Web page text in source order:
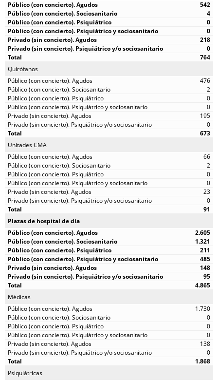
542
4
0
0
218
0
764
Quirófanos
476
2
0
0
195
0
673
Unitades CMA
66
2
0
0
23
0
91
Plazas de hospital de día
2.605
1.321
211
485
148
95
4.865
Médicas
1.730
0
0
0
138
0
1.868
Psiquiátricas